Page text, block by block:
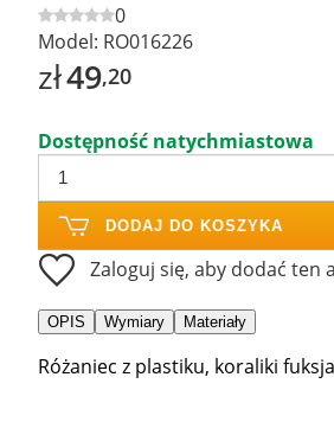
0
Model: RO016226
zł49,20
Dostępność natychmiastowa
DODAJ DO KOSZYKA
Zaloguj się, aby dodać ten
OPIS Wymiary Materiały
Różaniec z plastiku, koraliki